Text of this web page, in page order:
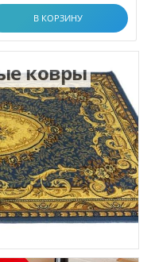
В КОРЗИНУ
ковры